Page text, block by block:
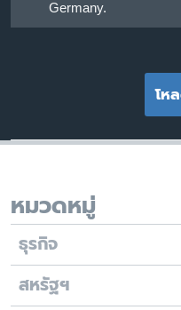
Germany.
โห
หมวดหมู่
ธุรกิจ
สหรัฐฯ